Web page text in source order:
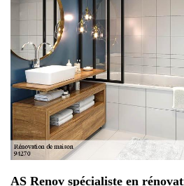
AS Renov spécialiste en